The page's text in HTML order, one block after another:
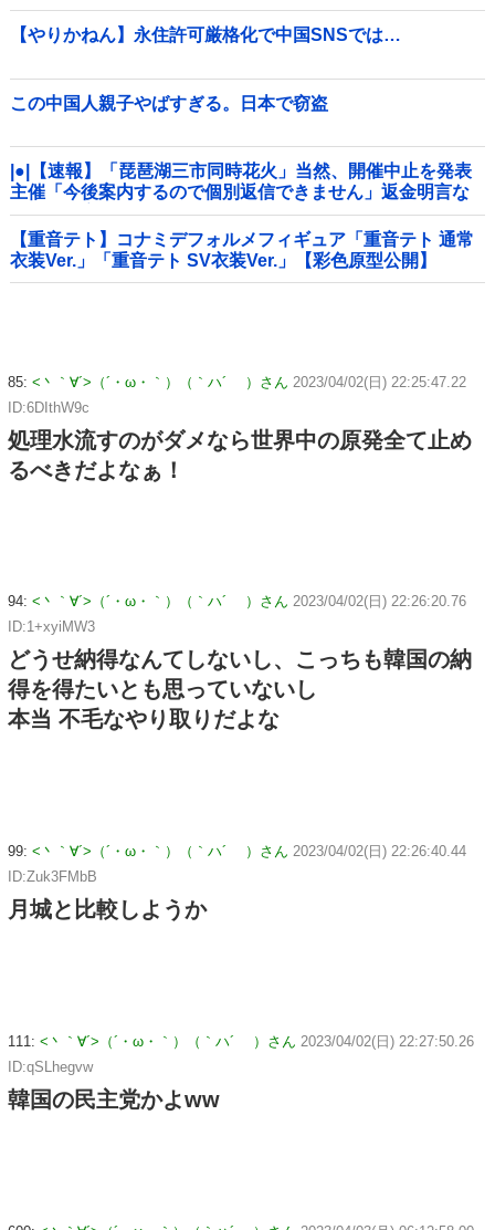
【やりかねん】永住許可厳格化で中国SNSでは…
この中国人親子やばすぎる。日本で窃盗
|●|【速報】「琵琶湖三市同時花火」当然、開催中止を発表
主催「今後案内するので個別返信できません」返金明言な
く今後ご案内で終わる
【重音テト】コナミデフォルメフィギュア「重音テト 通常
衣装Ver.」「重音テト SV衣装Ver.」【彩色原型公開】
85: <丶｀∀´>（´・ω・｀）（｀ハ´ ）さん 2023/04/02(日) 22:25:47.22
ID:6DIthW9c
処理水流すのがダメなら世界中の原発全て止め
るべきだよなぁ！
94: <丶｀∀´>（´・ω・｀）（｀ハ´ ）さん 2023/04/02(日) 22:26:20.76
ID:1+xyiMW3
どうせ納得なんてしないし、こっちも韓国の納
得を得たいとも思っていないし
本当 不毛なやり取りだよな
99: <丶｀∀´>（´・ω・｀）（｀ハ´ ）さん 2023/04/02(日) 22:26:40.44
ID:Zuk3FMbB
月城と比較しようか
111: <丶｀∀´>（´・ω・｀）（｀ハ´ ）さん 2023/04/02(日) 22:27:50.26
ID:qSLhegvw
韓国の民主党かよww